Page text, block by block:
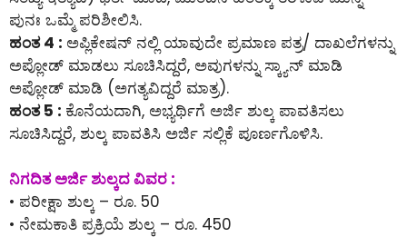
ಪುನಃ ಒಮ್ಮೆ ಪರಿಶೀಲಿಸಿ.
ಹಂತ 4 : ಅಪ್ಲಿಕೇಷನ್ ನಲ್ಲಿ ಯಾವುದೇ ಪ್ರಮಾಣ ಪತ್ರ/ ದಾಖಲೆಗಳನ್ನು
ಅಪ್ಲೋಡ್ ಮಾಡಲು ಸೂಚಿಸಿದ್ದರೆ, ಅವುಗಳನ್ನು ಸ್ಕ್ಯಾನ್ ಮಾಡಿ
ಅಪ್ಲೋಡ್ ಮಾಡಿ (ಅಗತ್ಯವಿದ್ದರೆ ಮಾತ್ರ).
ಹಂತ 5 : ಕೊನೆಯದಾಗಿ, ಅಭ್ಯರ್ಥಿಗೆ ಅರ್ಜಿ ಶುಲ್ಕ ಪಾವತಿಸಲು
ಸೂಚಿಸಿದ್ದರೆ, ಶುಲ್ಕ ಪಾವತಿಸಿ ಅರ್ಜಿ ಸಲ್ಲಿಕೆ ಪೂರ್ಣಗೊಳಿಸಿ.
ನಿಗದಿತ ಅರ್ಜಿ ಶುಲ್ಕದ ವಿವರ :
• ಪರೀಕ್ಷಾ ಶುಲ್ಕ – ರೂ. 50
• ನೇಮಕಾತಿ ಪ್ರಕ್ರಿಯೆ ಶುಲ್ಕ – ರೂ. 450